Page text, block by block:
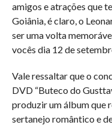
amigos e atrações que
Goiânia, é claro, o
ser uma volta
vocês dia 12 de
Vale ressaltar que o
DVD “Buteco do
produzir um álbum que
sertanejo romântico e